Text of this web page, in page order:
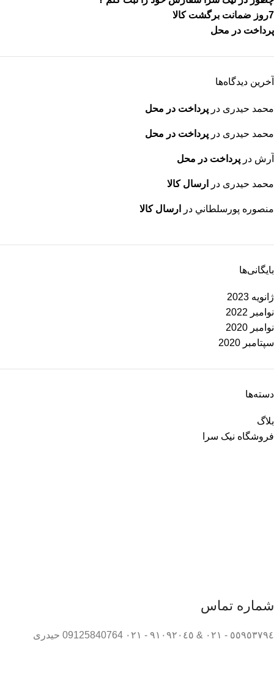
7روز ضمانت برگشت کالا
پرداخت در محل
آخرین دیدگاه‌ها
محمد حیدری در پرداخت در محل
محمد حیدری در پرداخت در محل
آرش در پرداخت در محل
محمد حیدری در ارسال کالا
منصوره پورسلطاني در ارسال کالا
بایگانی‌ها
ژانویه 2023
نوامبر 2022
نوامبر 2020
سپتامبر 2020
دسته‌ها
بلاگ
فروشگاه نیک سرا
شماره تماس
٥٥٩٥٣٧٩٤ - ٠٢١ & ٩١٠٩٢٠٤٥ - ٠٢١ 09125840764 حیدری